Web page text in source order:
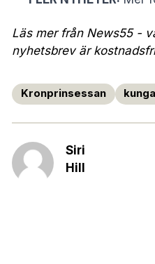
Läs mer från News55 -
nyhetsbrev är
Kronprinsessan
Siri
Hill